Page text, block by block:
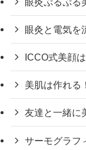
眼灸と電気を
ICCO式美顔
美肌は作れる
友達と一緒に
サーモグラフ